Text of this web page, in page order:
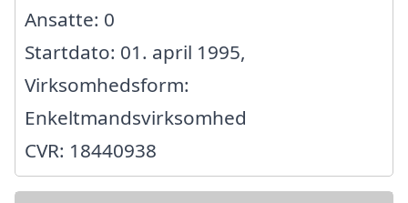
Ansatte: 0
Startdato: 01. april 1995,
Virksomhedsform:
Enkeltmandsvirksomhed
CVR: 18440938